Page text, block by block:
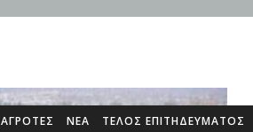
ΑΓΡΟΤΕΣ ΝΕΑ ΤΈΛΟΣ ΕΠΙΤΗΔΕΎΜΑΤΟΣ